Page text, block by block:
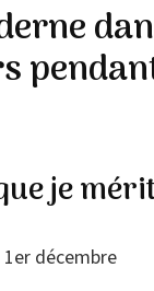
je
décembre